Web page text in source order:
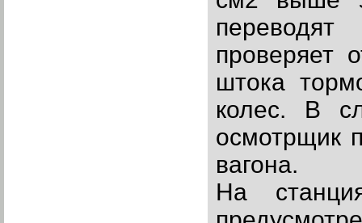
проверяет
штока
колес. В
осмотрщик
вагона.
На